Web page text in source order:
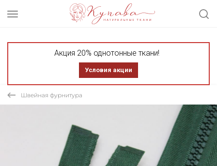
Акция 20% однотонные ткани!
Условия акции
Швейная фурнитура